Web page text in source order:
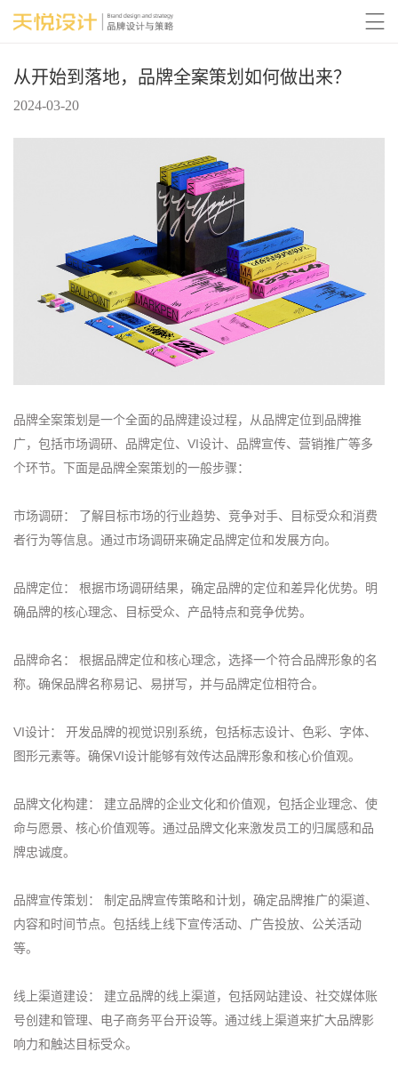

从开始到落地，品牌全案策划如何做出来？
2024-03-20
品牌全案策划是一个全面的品牌建设过程，从品牌定位到品牌推
广，包括市场调研、品牌定位、VI设计、品牌宣传、营销推广等多
个环节。下面是品牌全案策划的一般步骤：
市场调研： 了解目标市场的行业趋势、竞争对手、目标受众和消费
者行为等信息。通过市场调研来确定品牌定位和发展方向。
品牌定位： 根据市场调研结果，确定品牌的定位和差异化优势。明
确品牌的核心理念、目标受众、产品特点和竞争优势。
品牌命名： 根据品牌定位和核心理念，选择一个符合品牌形象的名
称。确保品牌名称易记、易拼写，并与品牌定位相符合。
VI设计： 开发品牌的视觉识别系统，包括标志设计、色彩、字体、
图形元素等。确保VI设计能够有效传达品牌形象和核心价值观。
品牌文化构建： 建立品牌的企业文化和价值观，包括企业理念、使
命与愿景、核心价值观等。通过品牌文化来激发员工的归属感和品
牌忠诚度。
品牌宣传策划： 制定品牌宣传策略和计划，确定品牌推广的渠道、
内容和时间节点。包括线上线下宣传活动、广告投放、公关活动
等。
线上渠道建设： 建立品牌的线上渠道，包括网站建设、社交媒体账
号创建和管理、电子商务平台开设等。通过线上渠道来扩大品牌影
响力和触达目标受众。